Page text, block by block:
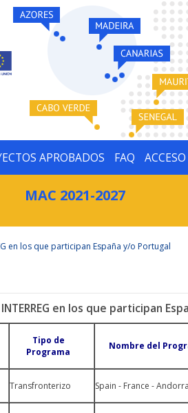
APROBADOS FAQ
MAC 2021-2027
en los que participan España y/o Portugal
en los que participan
Tipo de
Programa
Nombre del
Transfronterizo Spain - France - Andorra